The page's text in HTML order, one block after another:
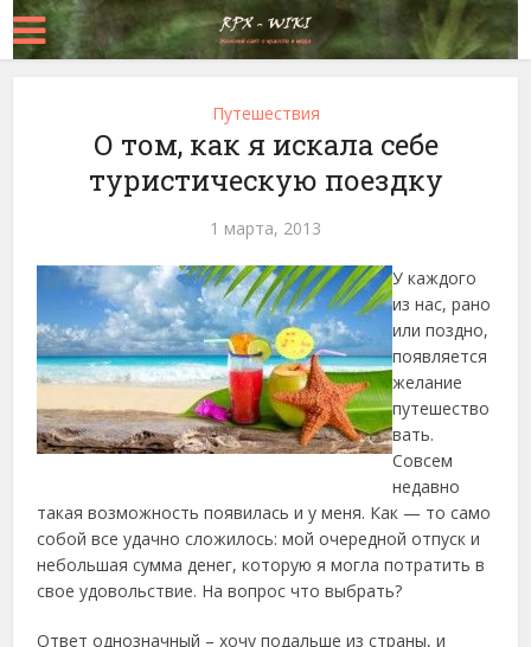
Путешествия
О том, как я искала себе
туристическую поездку
1 марта, 2013
У каждого
из нас, рано
или поздно,
появляется
желание
путешество
вать.
Совсем
недавно
такая возможность появилась и у меня. Как — то само
собойвсе удачно сложилось: мой очередной отпуск и
небольшая сумма денег, которую я могла потратить в
свое удовольствие. На вопрос что выбрать?
Ответ однозначный – хочу подальше из страны, и